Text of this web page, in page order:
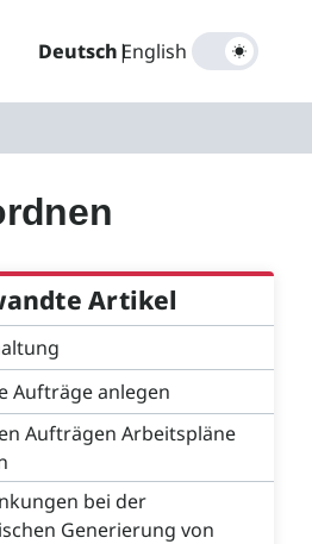
Deutsch|
English
Artikel
Aufträge anlegen
Aufträgen Arbeitspläne
bei der
Generierung von